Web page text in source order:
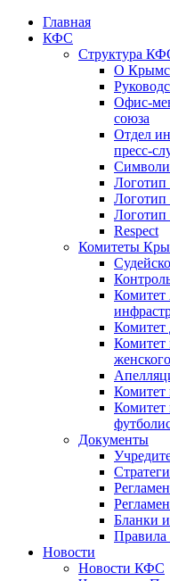
Главная
КФС
Структура
О
Офис-
союза
Отдел
пресс-
Логотип
Логотип
Respect
Комитеты
Комитет
Комитет
Комитет
Комитет
Комитет
Документы
Бланки
Правила
Новости
Новости КФС